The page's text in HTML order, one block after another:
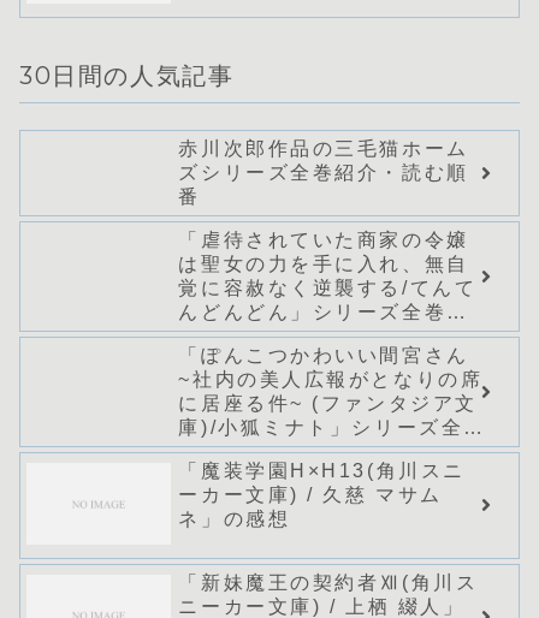
30日間の人気記事
赤川次郎作品の三毛猫ホーム
ズシリーズ全巻紹介・読む順
番
「虐待されていた商家の令嬢
は聖女の力を手に入れ、無自
覚に容赦なく逆襲する/てんて
んどんどん」シリーズ全巻の
あらすじ・感想
「ぽんこつかわいい間宮さん
~社内の美人広報がとなりの席
に居座る件~ (ファンタジア文
庫)/小狐ミナト」シリーズ全巻
のあらすじ・感想
「魔装学園H×H13(角川スニ
ーカー文庫) / 久慈 マサム
ネ」の感想
「新妹魔王の契約者Ⅻ(角川ス
ニーカー文庫) / 上栖 綴人」